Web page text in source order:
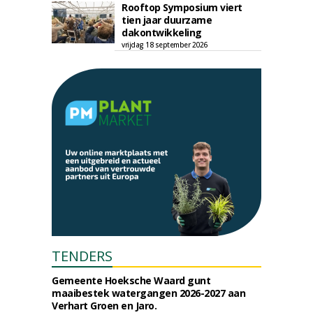
Rooftop Symposium viert
tien jaar duurzame
dakontwikkeling
vrijdag 18 september 2026
TENDERS
Gemeente Hoeksche Waard gunt
maaibestek watergangen 2026-2027 aan
Verhart Groen en Jaro.